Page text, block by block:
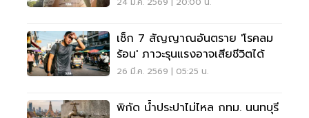
เช็ก 7 สัญญาณอันตราย 'โรคลม
ร้อน' ภาวะรุนแรงอาจเสียชีวิตได้
26 มี.ค. 2569 | 05:25 น.
พิกัด น้ำประปาไม่ไหล กทม. นนทบุรี